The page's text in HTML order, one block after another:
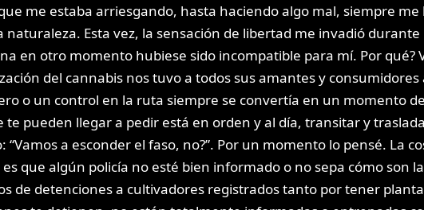
me estaba arriesgando, hasta haciendo algo mal, siempre
Esta vez, la sensación de libertad me invadió durante
en otro momento hubiese sido incompatible para mí. Por
del cannabis nos tuvo a todos sus amantes y consumidores
o un control en la ruta siempre se convertía en un momento
pueden llegar a pedir está en orden y al día, transitar y
a esconder el faso, no?”. Por un momento lo pensé. La
que algún policía no esté bien informado o no sepa cómo son
de detenciones a cultivadores registrados tanto por tener